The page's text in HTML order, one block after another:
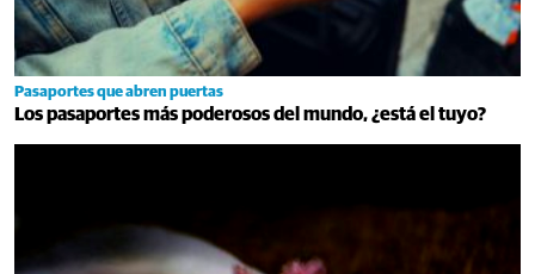
Pasaportes que abren puertas
Los pasaportes más poderosos del mundo, ¿está el tuyo?